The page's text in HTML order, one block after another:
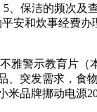
保洁的频次
安和炊事经费
警示教育片（
突发需求，
品牌挪动电源